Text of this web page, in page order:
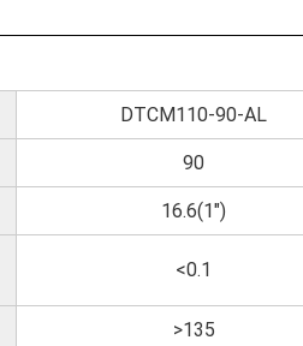
DTCM110-90-AL
90
16.6(1")
<0.1
>135